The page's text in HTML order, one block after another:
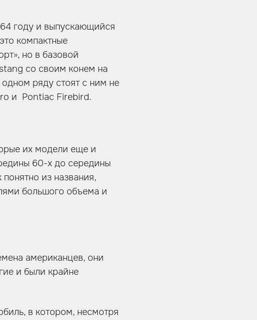
году и выпускающийся
компактные
но в базовой
со своим конем на
ряду стоят с ним не
и Pontiac Firebird.
их модели еще и
60-х до середины
из названия,
большого объема и
американцев, они
и были крайне
в котором, несмотря